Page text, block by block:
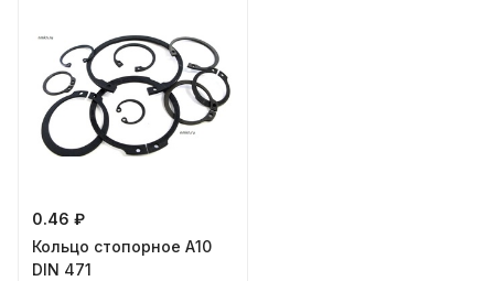
0.46 ₽
Кольцо стопорное А10
DIN 471